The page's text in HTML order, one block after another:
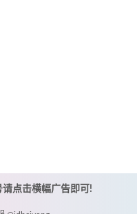
点击横幅广告即可!